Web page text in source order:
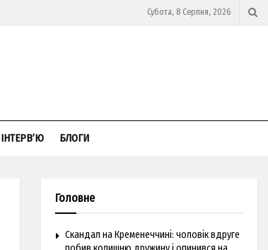
Субота, 8 Серпня, 2026
ІНТЕРВ’Ю БЛОГИ
Головне
Скандал на Кременеччині: чоловік вдруге